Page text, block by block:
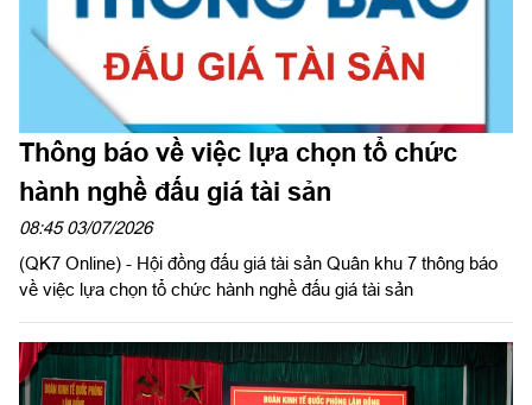
Thông báo về việc lựa chọn tổ chức
hành nghề đấu giá tài sản
08:45 03/07/2026
(QK7 Online) - Hội đồng đấu giá tài sản Quân khu 7 thông báo
về việc lựa chọn tổ chức hành nghề đấu giá tài sản